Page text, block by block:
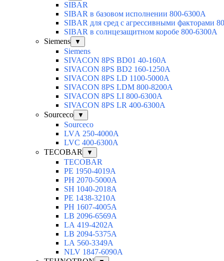
SIBAR
SIBAR в базовом исполнении 800-6300А
SIBAR для сред с агрессивными факторами
SIBAR в солнцезащитном коробе 800-6300А
Siemens
▼
Siemens
SIVACON 8PS BD01 40-160A
SIVACON 8PS BD2 160-1250A
SIVACON 8PS LD 1100-5000A
SIVACON 8PS LDM 800-8200A
SIVACON 8PS LI 800-6300A
SIVACON 8PS LR 400-6300A
Sourceco
▼
Sourceco
LVА 250-4000А
LVС 400-6300А
TECOBAR
▼
TECOBAR
РЕ 1950-4019А
РН 2070-5000А
SН 1040-2018А
РЕ 1438-3210А
РН 1607-4005А
LB 2096-6569A
LА 419-4202А
LВ 2094-5375А
LА 560-3349А
NLV 1847-6090А